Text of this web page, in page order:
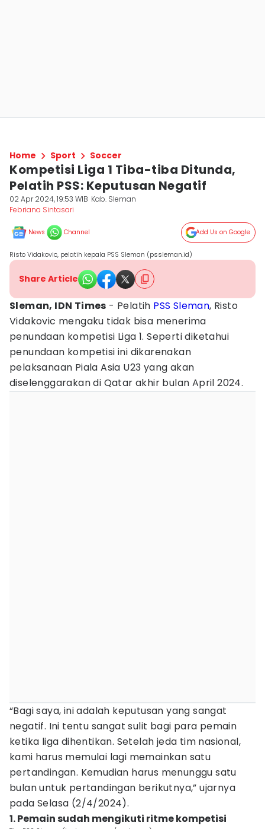
Home Sport Soccer
Kompetisi Liga 1 Tiba-tiba Ditunda,
Pelatih PSS: Keputusan Negatif
02 Apr 2024, 19:53 WIB Kab. Sleman
Febriana Sintasari
News Channel Add Us on Google
Risto Vidakovic, pelatih kepala PSS Sleman (pssleman.id)
Share Article
Sleman, IDN Times - Pelatih PSS Sleman, Risto
Vidakovic mengaku tidak bisa menerima
penundaan kompetisi Liga 1. Seperti diketahui
penundaan kompetisi ini dikarenakan
pelaksanaan Piala Asia U23 yang akan
diselenggarakan di Qatar akhir bulan April 2024.
“Bagi saya, ini adalah keputusan yang sangat
negatif. Ini tentu sangat sulit bagi para pemain
ketika liga dihentikan. Setelah jeda tim nasional,
kami harus memulai lagi memainkan satu
pertandingan. Kemudian harus menunggu satu
bulan untuk pertandingan berikutnya,” ujarnya
pada Selasa (2/4/2024).
1. Pemain sudah mengikuti ritme kompetisi